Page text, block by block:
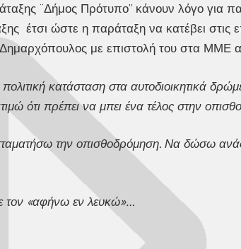
¨Δήμος Πρότυπο” κάνουν λόγο για
έτσι ώστε η παράταξη να κατέβει στις
με επιστολή του στα ΜΜΕ
κατάσταση στα αυτοδιοικητικά
ότι πρέπει να μπει ένα τέλος στην
την οπισθοδρόμηση. Να δώσω
τον «αφήνω εν λευκώ»…